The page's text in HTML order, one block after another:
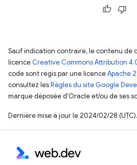
Sauf indication contraire, le contenu de
licence Creative Commons Attribution
code sont régis par une licenceApache
consultez lesRègles du site Google
marque déposée d'Oracle et/ou de ses
Dernière mise à jour le 2024/02/28 (UTC).